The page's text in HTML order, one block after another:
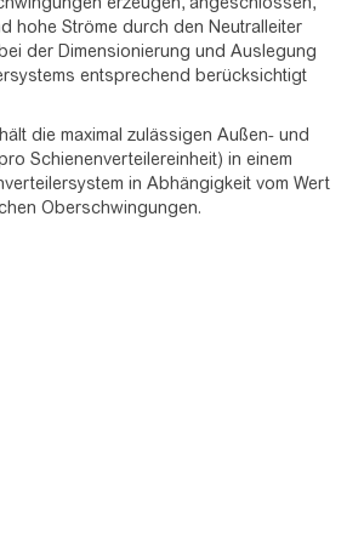
hohe Ströme durch den Neutralleiter
der Dimensionierung und Auslegung
entsprechend berücksichtigt
die maximal zulässigen Außen- und
Schienenverteilereinheit) in einem
in Abhängigkeit vom Wert
Oberschwingungen.